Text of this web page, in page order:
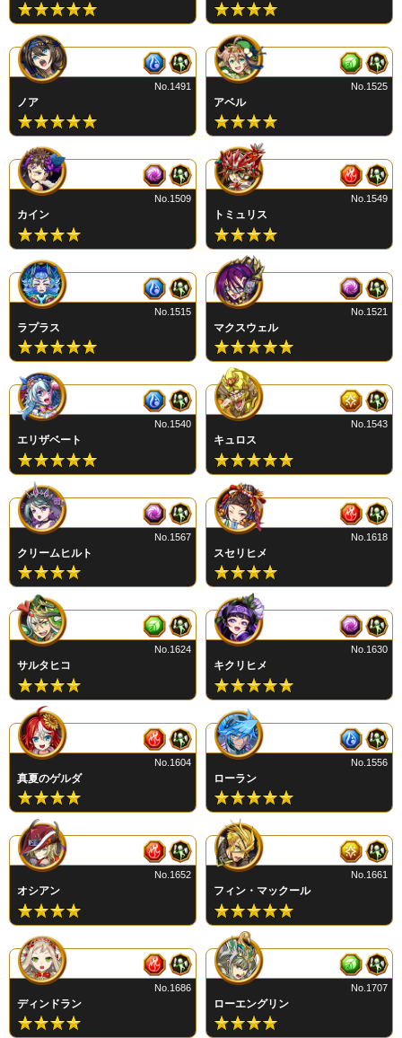
ノア
No.1491
アベル
No.1525
カイン
No.1509
トミュリス
No.1549
ラプラス
No.1515
マクスウェル
No.1521
エリザベート
No.1540
キュロス
No.1543
クリームヒルト
No.1567
スセリヒメ
No.1618
サルタヒコ
No.1624
キクリヒメ
No.1630
真夏のゲルダ
No.1604
ローラン
No.1556
オシアン
No.1652
フィン・マックール
No.1661
ディンドラン
No.1686
ローエングリン
No.1707